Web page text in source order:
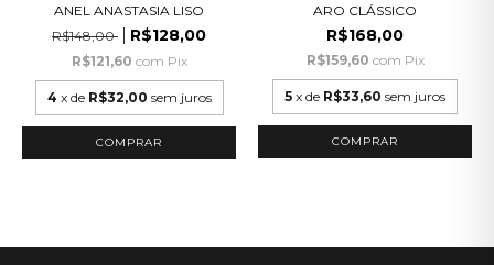
ANEL ANASTASIA LISO
R$148,00
R$128,00
R$121,60 com Pix
4 x de R$32,00 sem juros
COMPRAR
ARO CLÁSSICO
R$168,00
R$159,60 com Pix
5 x de R$33,60 sem juros
COMPRAR